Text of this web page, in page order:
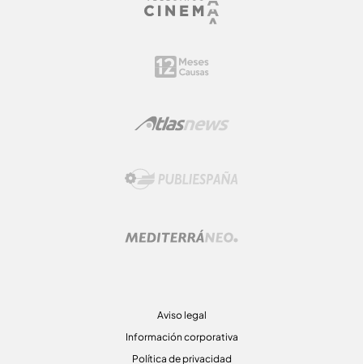
Aviso legal
Información corporativa
Política de privacidad